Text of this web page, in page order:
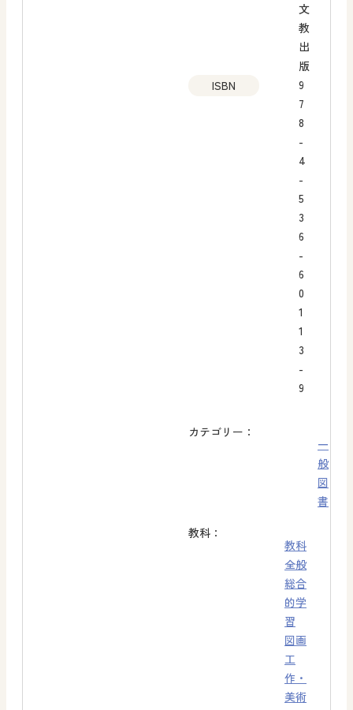
文
教
出
版
ISBN
9
7
8
-
4
-
5
3
6
-
6
0
1
1
3
-
9
カテゴリー：
一
般
図
書
教科：
教科
全般
総合
的学
習
図画
工
作・
美術